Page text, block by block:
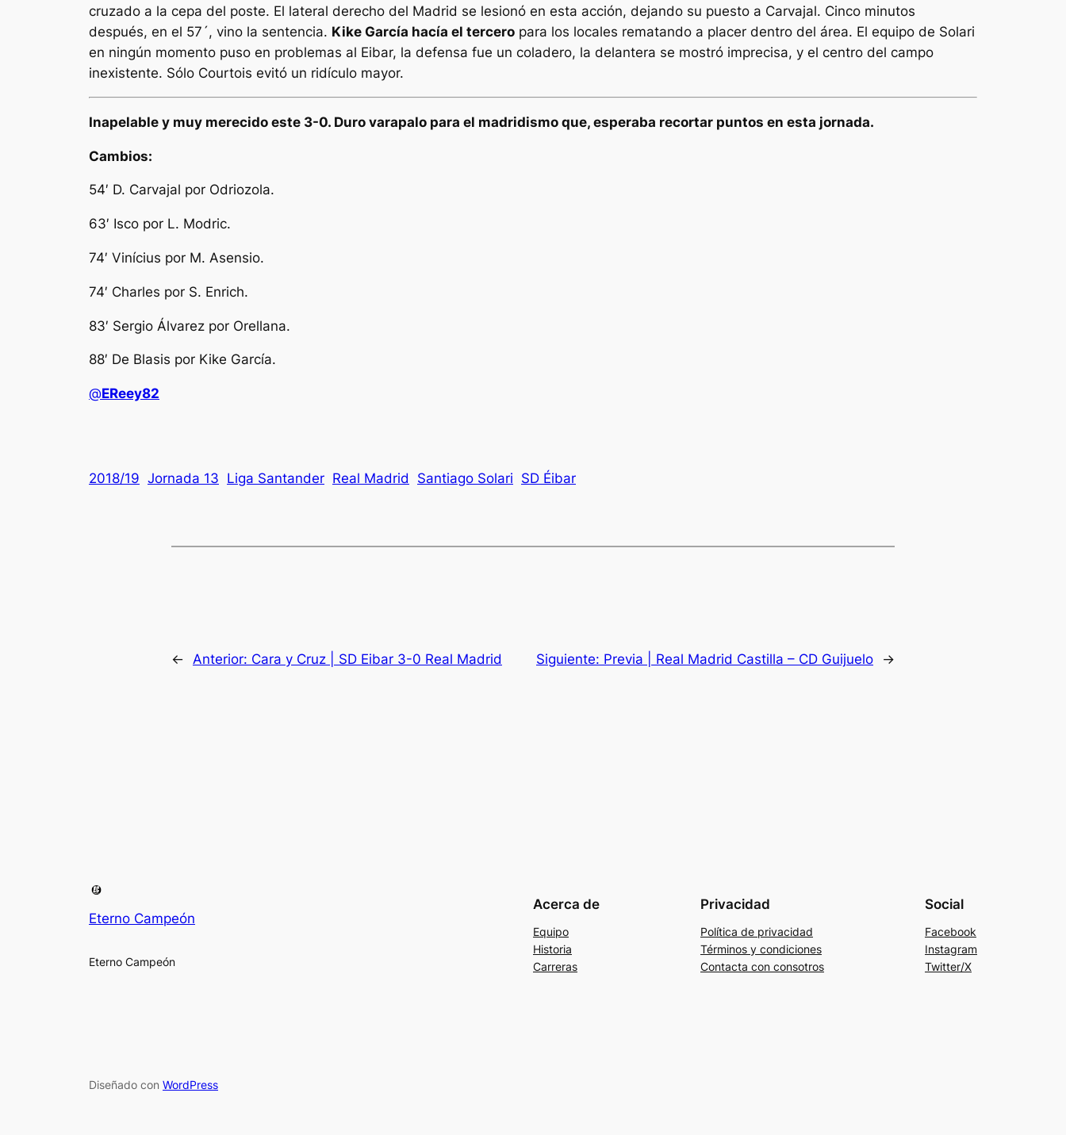
cruzado a la cepa del poste. El lateral derecho del Madrid se lesionó en esta acción, dejando su puesto a Carvajal. Cinco minutos
después, en el 57´, vino la sentencia. Kike García hacía el tercero para los locales rematando a placer dentro del área. El equipo de Solari
en ningún momento puso en problemas al Eibar, la defensa fue un coladero, la delantera se mostró imprecisa, y el centro del campo
inexistente. Sólo Courtois evitó un ridículo mayor.
Inapelable y muy merecido este 3-0. Duro varapalo para el madridismo que, esperaba recortar puntos en esta jornada.
Cambios:
54′ D. Carvajal por Odriozola.
63′ Isco por L. Modric.
74′ Vinícius por M. Asensio.
74′ Charles por S. Enrich.
83′ Sergio Álvarez por Orellana.
88′ De Blasis por Kike García.
@EReey82
2018/19 Jornada 13 Liga Santander Real Madrid Santiago Solari SD Éibar
← Anterior: Cara y Cruz | SD Eibar 3-0 Real Madrid Siguiente: Previa | Real Madrid Castilla – CD Guijuelo →
Eterno Campeón
Eterno Campeón
Acerca de
Equipo
Historia
Carreras
Privacidad
Política de privacidad
Términos y condiciones
Contacta con consotros
Social
Facebook
Instagram
Twitter/X
Diseñado con WordPress